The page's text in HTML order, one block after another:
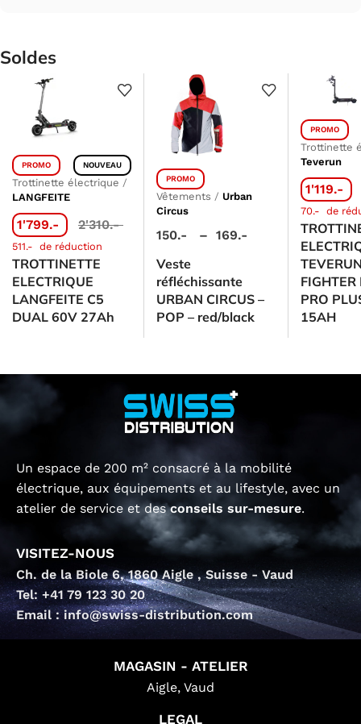
Soldes
PROMO NOUVEAU
Trottinette électrique /
LANGFEITE
1'799.- 2'310.-
511.- de réduction
TROTTINETTE
ELECTRIQUE
LANGFEITE C5
DUAL 60V 27Ah
PROMO
Vêtements / Urban
Circus
150.- – 169.-
Veste
réfléchissante
URBAN CIRCUS –
POP – red/black
PROMO
Trottinette
Teverun
1'119.-
70.- de
PRO
15AH
Un espace de 200 m² consacré à la mobilité
électrique, aux équipements et au lifestyle, avec un
atelier de service et desconseils sur-mesure.
VISITEZ-NOUS
Ch. de la Biole 6, 1860 Aigle , Suisse - Vaud
Tel: +41 79 123 30 20
Email : info@swiss-distribution.com
MAGASIN - ATELIER
Aigle, Vaud
LEGAL